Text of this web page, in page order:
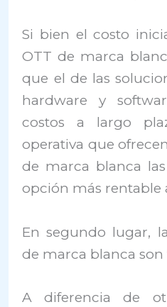
Si bien el costo
OTT de marca
que el de las
hardware y
costos a largo
operativa que
de marca blanca
opción más rentable
En segundo lugar,
de marca blanca son
A diferencia de